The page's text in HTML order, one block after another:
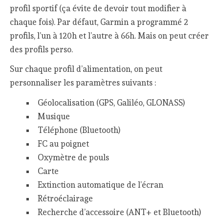
profil sportif (ça évite de devoir tout modifier à
chaque fois). Par défaut, Garmin a programmé 2
profils, l’un à 120h et l’autre à 66h. Mais on peut créer
des profils perso.
Sur chaque profil d’alimentation, on peut
personnaliser les paramètres suivants :
Géolocalisation (GPS, Galiléo, GLONASS)
Musique
Téléphone (Bluetooth)
FC au poignet
Oxymètre de pouls
Carte
Extinction automatique de l’écran
Rétroéclairage
Recherche d’accessoire (ANT+ et Bluetooth)